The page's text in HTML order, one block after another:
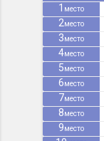
1 место
2место
3место
4место
5место
6место
7место
8место
9место